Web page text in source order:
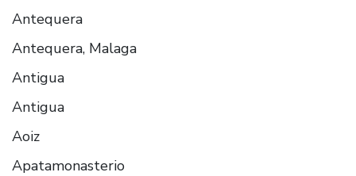
Antequera
Antequera, Malaga
Antigua
Antigua
Aoiz
Apatamonasterio